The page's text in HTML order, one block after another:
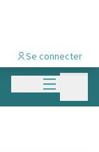
Menu
Se connecter